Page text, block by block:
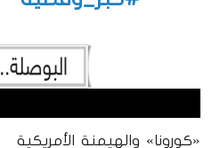
«كورونا» والهيمنة الأمريكية